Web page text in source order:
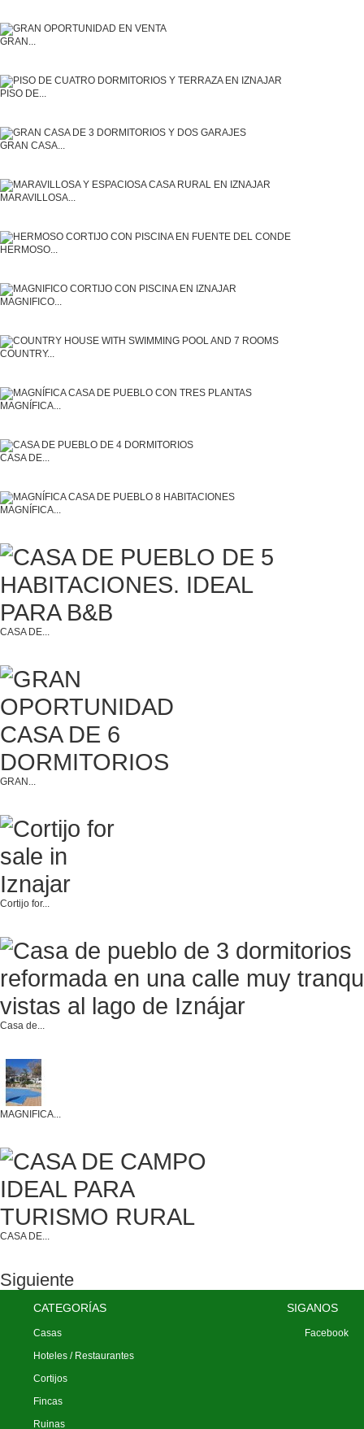
GRAN...
PISO DE...
GRAN CASA...
MARAVILLOSA...
HERMOSO...
MAGNIFICO...
COUNTRY...
MAGNÍFICA...
CASA DE...
MAGNÍFICA...
CASA DE...
GRAN...
Cortijo for...
Casa de...
MAGNIFICA...
CASA DE...
Siguiente
CATEGORÍAS
Casas
Hoteles / Restaurantes
Cortijos
Fincas
Ruinas
SIGANOS
Facebook